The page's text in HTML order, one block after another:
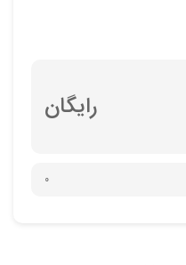
رایگان
0